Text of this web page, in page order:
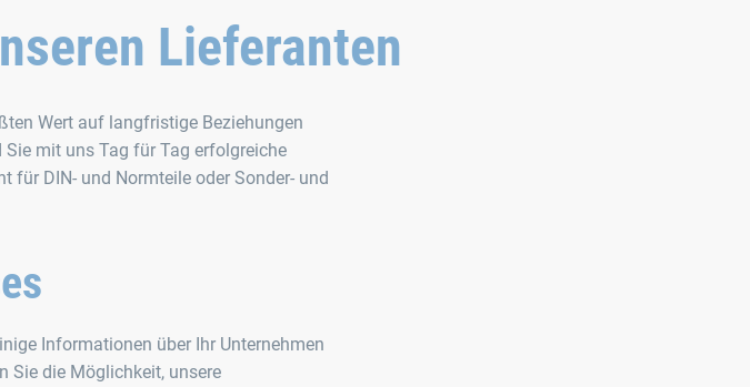
Lieferanten
Wert auf langfristige Beziehungen
mit uns Tag für Tag erfolgreiche
für DIN- und Normteile oder Sonder- und
Informationen über Ihr Unternehmen
Sie die Möglichkeit, unsere